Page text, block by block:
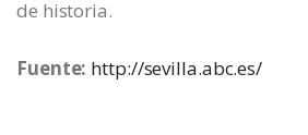
de historia.
Fuente: http://sevilla.abc.es/